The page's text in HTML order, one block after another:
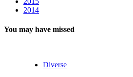
2014
You may have missed
Diverse